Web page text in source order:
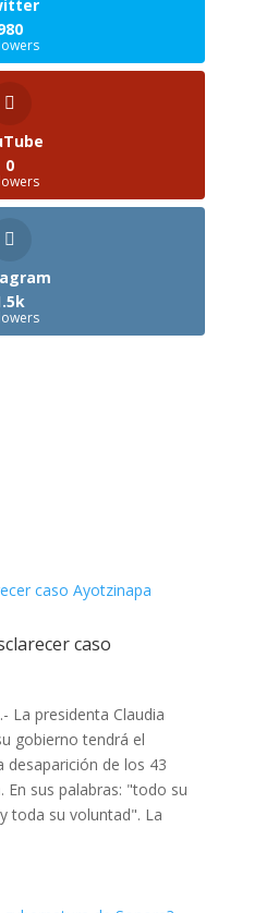
0
caso
La presidenta Claudia
gobierno tendrá el
de los 43
En sus palabras: "todo su
toda su voluntad". La